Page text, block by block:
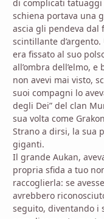
di complicati tatuaggi
schiena portava una
ascia gli pendeva dal
scintillante
era fissato al suo
all’ombra dell’elmo,
non avevi mai visto,
suoi compagni lo
degli Dei” del clan
sua volta come
Strano a dirsi, la sua
giganti.
Il grande Aukan,
propria sfida a tuo
raccoglierla: se
avrebbero
seguito, diventando i